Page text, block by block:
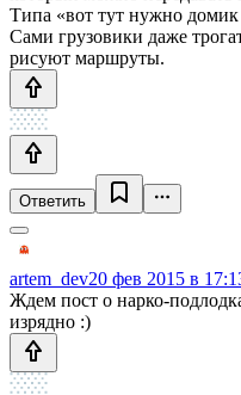
Типа «вот тут нужно домик
Сами грузовики даже
рисуют маршруты.
Ответить
artem_dev20 фев 2015 в
Ждем пост о нарко-
изрядно :)